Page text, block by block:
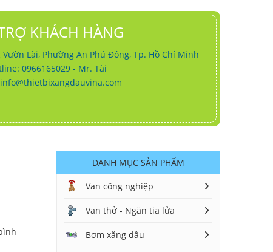
KHÁCH HÀNG
Lài, Phường An Phú Đông, Tp. Hồ Chí Minh
0966165029 - Mr. Tài
info@thietbixangdauvina.com
DANH MỤC SẢN PHẨM
Van công nghiệp
Van thở - Ngăn tia lửa
Bơm xăng dầu